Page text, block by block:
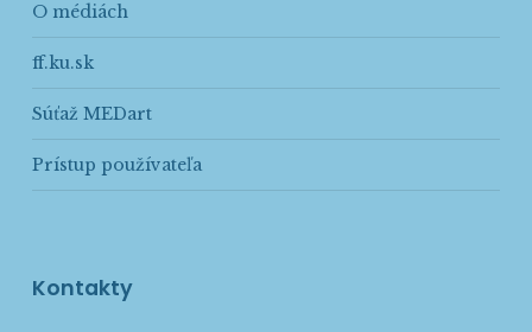
O médiách
ff.ku.sk
Súťaž MEDart
Prístup používateľa
Kontakty